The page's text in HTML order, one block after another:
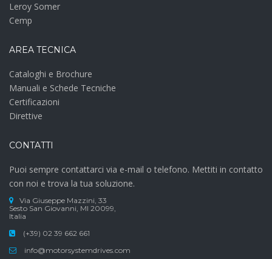
Leroy Somer
Cemp
AREA TECNICA
Cataloghi e Brochure
Manuali e Schede Tecniche
Certificazioni
Direttive
CONTATTI
Puoi sempre contattarci via e-mail o telefono. Mettiti in contatto
con noi e trova la tua soluzione.
Via Giuseppe Mazzini, 33
Sesto San Giovanni, MI 20099,
Italia
(+39) 02 39 662 661
info@motorsystemdrives.com